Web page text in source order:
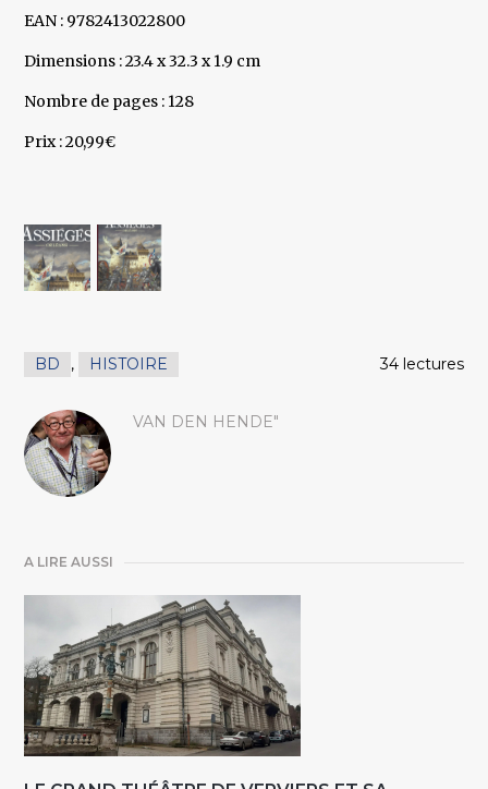
EAN : 9782413022800
Dimensions : 23.4 x 32.3 x 1.9 cm
Nombre de pages : 128
Prix : 20,99€
BD , HISTOIRE 34 lectures
VAN DEN HENDE"
A LIRE AUSSI